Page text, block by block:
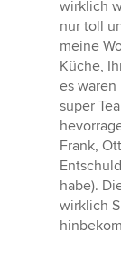
wirklich
nur toll
meine
Küche,
es
super
Frank,
habe).
wirklich